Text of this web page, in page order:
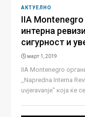
АКТУЕЛНО
IIA
интерна
сигурност и
март 1, 2019
IIA Montenegro
,,Napredna Interna
uvjeravanje" која ќе